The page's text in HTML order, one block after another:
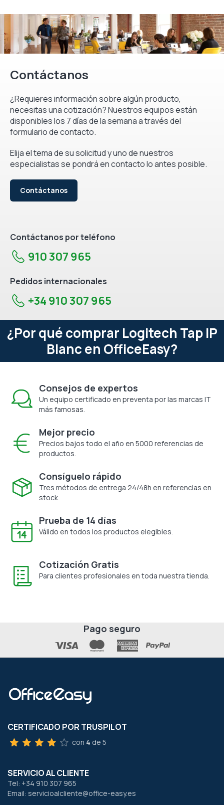
Contáctanos
¿Requieres información sobre algún producto,
necesitas una cotización? Nuestros equipos están
disponibles los 7 días de la semana a través del
formulario de contacto.
Elija el tema de su solicitud y uno de nuestros
especialistas se pondrá en contacto lo antes posible.
Contáctanos
Contáctanos por teléfono
910 307 965
Pedidos internacionales
+34 910 307 965
¿Por qué comprar Logitech Tap IP
Blanc en OfficeEasy?
Consejos de expertos
Un equipo certificado en preventa por las marcas IT
más famosas.
Mejor precio
Precios bajos todo el año en 5000 referencias de
productos.
Consíguelo rápido
Tres métodos de entrega 24/48h en referencias en
stock.
Prueba de 14 días
Válido en todos los productos elegibles.
Cotización Gratis
Para clientes profesionales en toda nuestra tienda.
Pago seguro
CERTIFICADO POR TRUSPILOT
con 4 de 5
SERVICIO AL CLIENTE
Tel: +34 910 307 965
Email: servicioalcliente@office-easy.es